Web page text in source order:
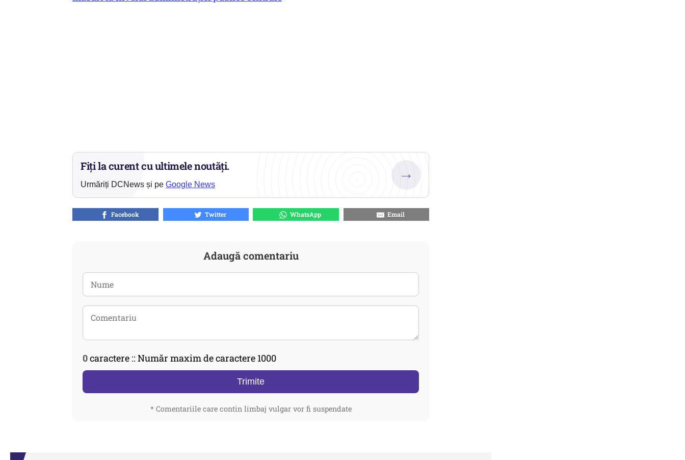
Fiți la curent cu ultimele noutăți.
Urmăriți DCNews și pe Google News
→
Facebook Twitter WhatsApp Email
Adaugă comentariu
0caractere :: Număr maxim de caractere 1000
Trimite
* Comentariile care contin limbaj vulgar vor fi suspendate